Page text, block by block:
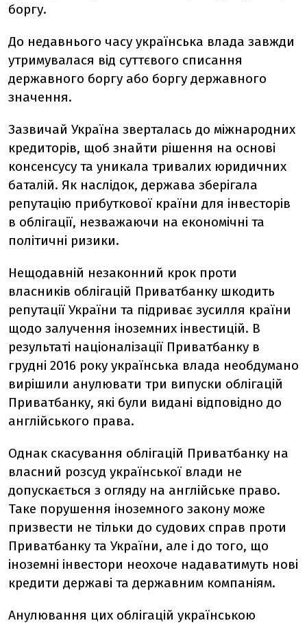
боргу.
До недавнього часу українська влада завжди
утримувалася від суттєвого списання
державного боргу або боргу державного
значення.
Зазвичай Україна зверталась до міжнародних
кредиторів, щоб знайти рішення на основі
консенсусу та уникала тривалих юридичних
баталій. Як наслідок, держава зберігала
репутацію прибуткової країни для інвесторів
в облігації, незважаючи на економічні та
політичні ризики.
Нещодавній незаконний крок проти
власників облігацій Приватбанку шкодить
репутації України та підриває зусилля країни
щодо залучення іноземних інвестицій. В
результаті націоналізації Приватбанку в
грудні 2016 року українська влада необдумано
вирішили анулювати три випуски облігацій
Приватбанку, які були видані відповідно до
англійського права.
Однак скасування облігацій Приватбанку на
власний розсуд української влади не
допускається з огляду на англійське право.
Таке порушення іноземного закону може
призвести не тільки до судових справ проти
Приватбанку та України, але і до того, що
іноземні інвестори неохоче надаватимуть нові
кредити державі та державним компаніям.
Анулювання цих облігацій українською